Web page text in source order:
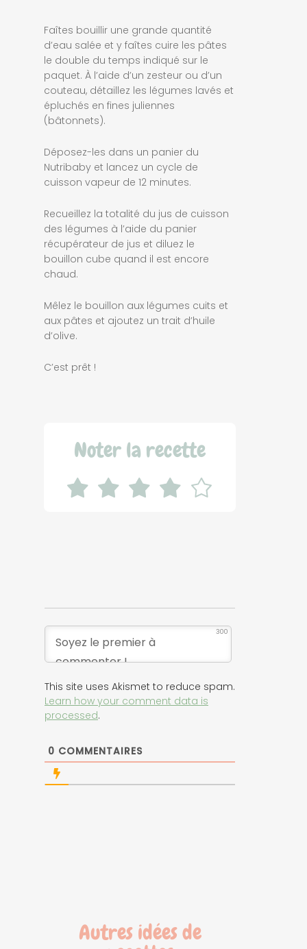
Faîtes bouillir une grande quantité
d’eau salée et y faîtes cuire les pâtes
le double du temps indiqué sur le
paquet. À l’aide d’un zesteur ou d’un
couteau, détaillez les légumes lavés et
épluchés en fines juliennes
(bâtonnets).
Déposez-les dans un panier du
Nutribaby et lancez un cycle de
cuisson vapeur de 12 minutes.
Recueillez la totalité du jus de cuisson
des légumes à l’aide du panier
récupérateur de jus et diluez le
bouillon cube quand il est encore
chaud.
Mêlez le bouillon aux légumes cuits et
aux pâtes et ajoutez un trait d’huile
d’olive.
C’est prêt !
Noter la recette
300
This site uses Akismet to reduce spam.
Learn how your comment data is
processed.
0 COMMENTAIRES
Autres idées de